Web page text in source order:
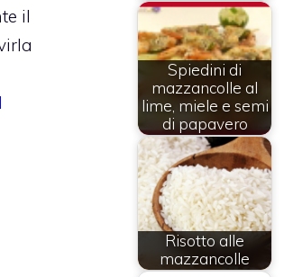
il
Spiedini di
mazzancolle al
lime, miele e semi
di papavero
Risotto alle
mazzancolle